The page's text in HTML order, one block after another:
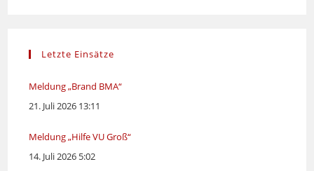
Letzte Einsätze
Meldung „Brand BMA“
21. Juli 2026 13:11
Meldung „Hilfe VU Groß“
14. Juli 2026 5:02